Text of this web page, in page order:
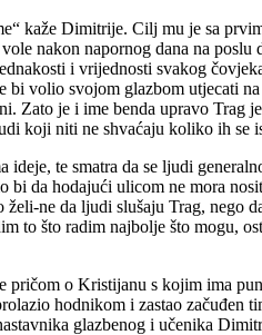
kaže Dimitrije. Cilj mu je sa
nakon napornog dana na
i vrijednosti svakog
volio svojom glazbom utjecati
Zato je i ime benda upravo
koji niti ne shvaćaju koliko ih
te smatra da se ljudi
da hodajući ulicom ne mora
ne da ljudi slušaju Trag, nego
to što radim najbolje što mogu,
pričom o Kristijanu s kojim ima
hodnikom i zastao začuđen
glazbenog i učenika